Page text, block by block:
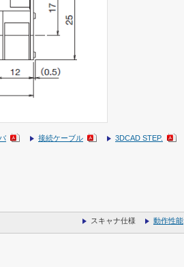
接続ケーブル 3DCAD STEP.
スキャナ仕様 動作性能